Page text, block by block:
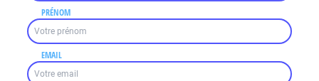
PRÉNOM
EMAIL